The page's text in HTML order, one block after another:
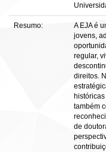
Resumo:
A EJA é
jovens,
regular,
direitos.
também
de